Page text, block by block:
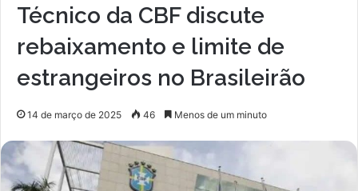
Técnico da CBF discute
rebaixamento e limite de
estrangeiros no Brasileirão
14 de março de 2025 46 Menos de um minuto